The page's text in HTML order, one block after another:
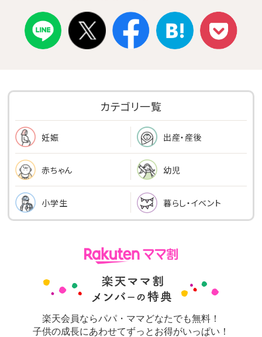
カテゴリ一覧
妊娠 出産・産後
赤ちゃん 幼児
小学生 暮らし・イベント
楽天会員ならパパ・ママどなたでも無料！
子供の成長にあわせてずっとお得がいっぱい！